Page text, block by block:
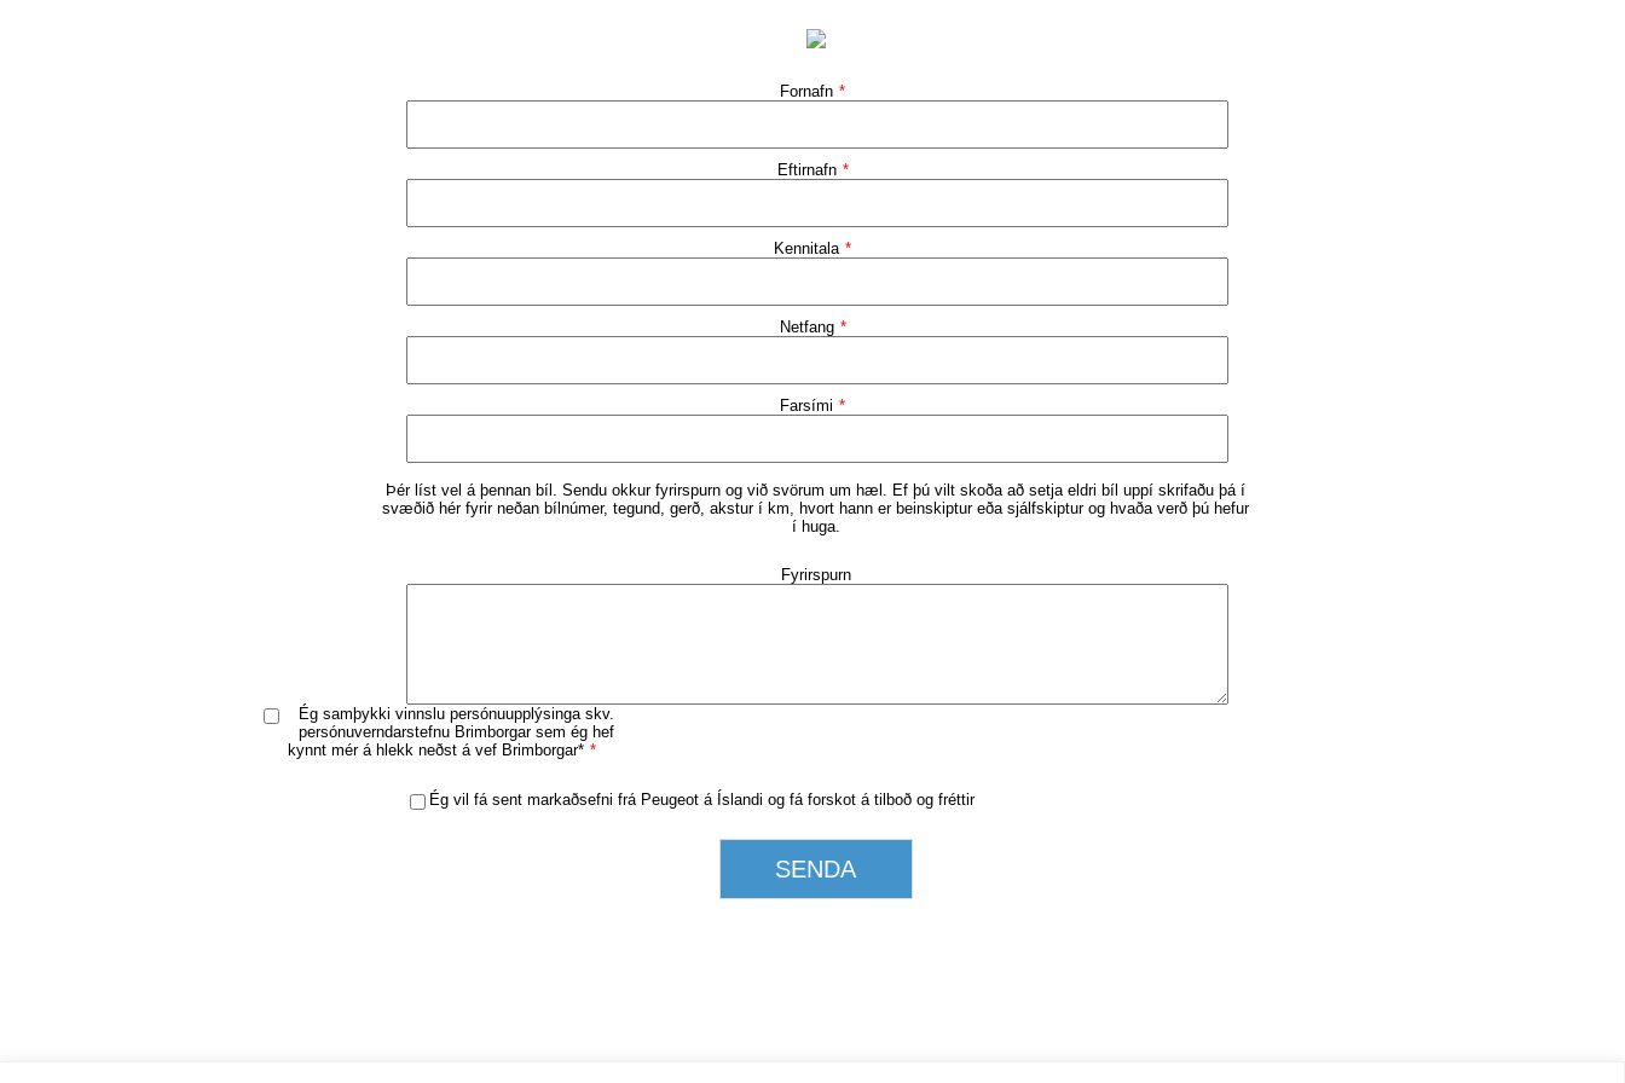
Fornafn *
Eftirnafn *
Kennitala *
Netfang *
Farsími *
Þér líst vel á þennan bíl. Sendu okkur fyrirspurn og við svörum um hæl. Ef þú vilt skoða að setja eldri bíl uppí skrifaðu þá í
svæðið hér fyrir neðan bílnúmer, tegund, gerð, akstur í km, hvort hann er beinskiptur eða sjálfskiptur og hvaða verð þú hefur
í huga.
Fyrirspurn
Ég samþykki vinnslu persónuupplýsinga skv.
persónuverndarstefnu Brimborgar sem ég hef
kynnt mér á hlekk neðst á vef Brimborgar* *
Ég vil fá sent markaðsefni frá Peugeot á Íslandi og fá forskot á tilboð og fréttir